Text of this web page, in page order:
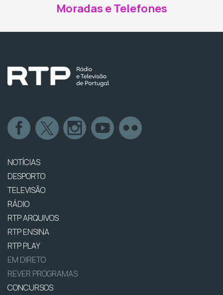
Moradas e Telefones
NOTÍCIAS
DESPORTO
TELEVISÃO
RÁDIO
RTP ARQUIVOS
RTP ENSINA
RTP PLAY
EM DIRETO
REVER PROGRAMAS
CONCURSOS